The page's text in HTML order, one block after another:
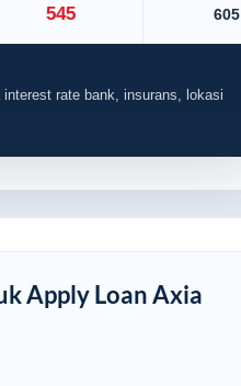
545 605
rate bank, insurans, lokasi
Apply Loan Axia